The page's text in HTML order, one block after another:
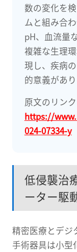
数の変化を
ムと組み合
pH、血流量
複雑な生理
現し、疾病
的意義があり
原文のリンク
https://
024-07334-y
低侵襲治
ーター駆
精密医療とデジ
手術器具は小型